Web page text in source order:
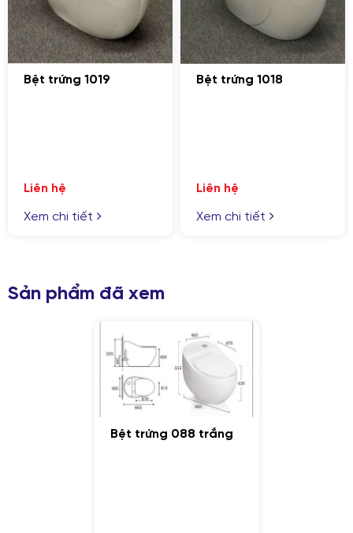
Bệt trứng 1019
Liên hệ
Xem chi tiết
Bệt trứng 1018
Liên hệ
Xem chi tiết
Sản phẩm đã xem
Bệt trứng 088 trắng